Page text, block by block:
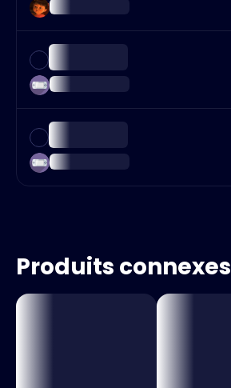
Produits connexes